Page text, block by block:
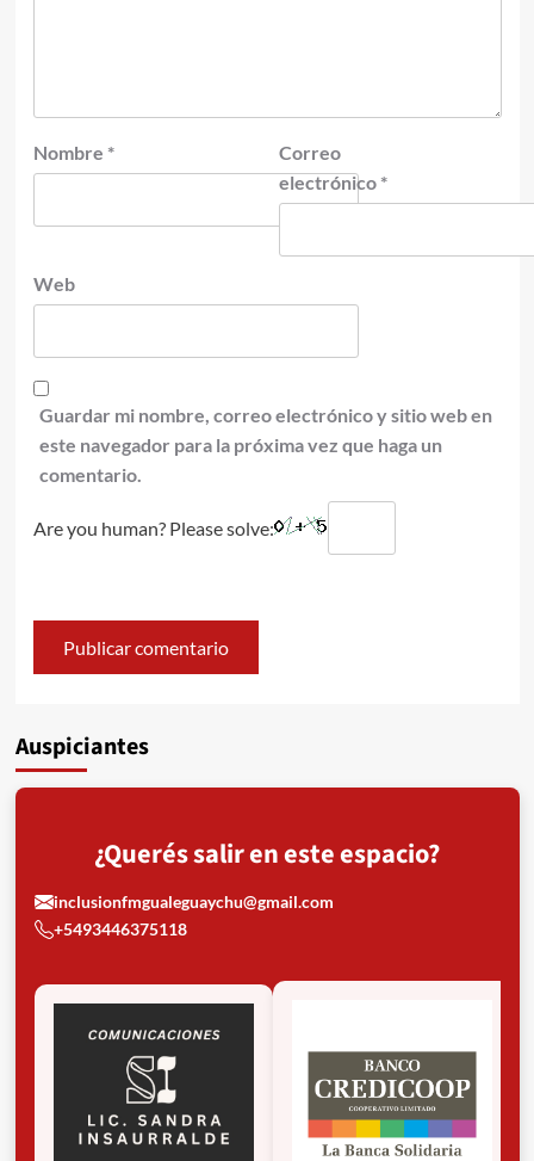
Nombre *
Correo
electrónico *
Web
Guardar mi nombre, correo electrónico y sitio web en
este navegador para la próxima vez que haga un
comentario.
Are you human? Please solve:
Auspiciantes
¿Querés salir en este espacio?
inclusionfmgualeguaychu@gmail.com
+5493446375118